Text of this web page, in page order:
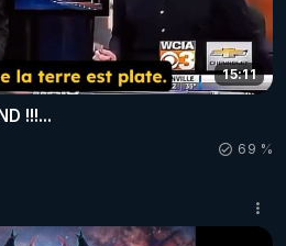
15:11
!!!...
69 %